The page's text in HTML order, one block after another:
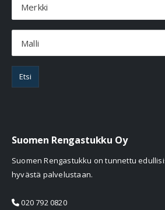
Merkki
Malli
Etsi
Suomen Rengastukku Oy
Suomen Rengastukku on tunnettu
hyvästä palvelustaan.
020 792 0820